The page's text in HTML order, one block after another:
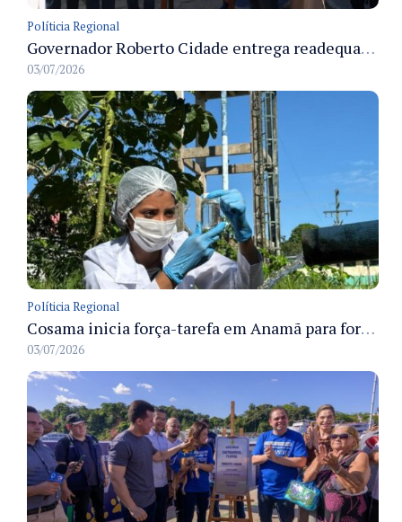
Políticia Regional
Governador Roberto Cidade entrega readequação do ambulatório da FCecon e amplia capacidade de atendimento oncológico em Manaus
03/07/2026
Políticia Regional
Cosama inicia força-tarefa em Anamã para fortalecer abastecimento de água e segurança hídrica da população
03/07/2026